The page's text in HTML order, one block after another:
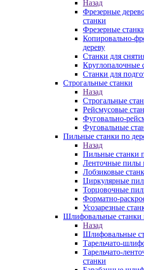
Назад
Фрезерные
станки
Фрезерные
Копировально-
дереву
Станки для
Круглопалочные
Станки для
Строгальные станки
Назад
Строгальные
Рейсмусовые
Фуговально-
Фуговальные
Пильные станки по
Назад
Пильные станки
Ленточные пилы
Лобзиковые
Циркулярные
Торцовочные
Форматно-
Усозарезные
Шлифовальные станки
Назад
Шлифовальные
Тарельчато-
Тарельчато-
станки